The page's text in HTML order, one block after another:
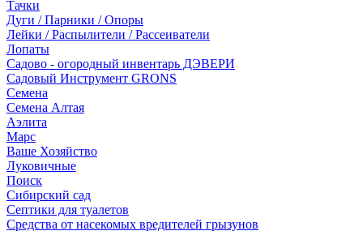
Тачки
Дуги / Парники / Опоры
Лейки / Распылители / Рассеиватели
Лопаты
Садово - огородный инвентарь ДЭВЕРИ
Садовый Инструмент GRONS
Семена
Семена Алтая
Аэлита
Марс
Ваше Хозяйство
Луковичные
Поиск
Сибирский сад
Септики для туалетов
Средства от насекомых вредителей грызунов